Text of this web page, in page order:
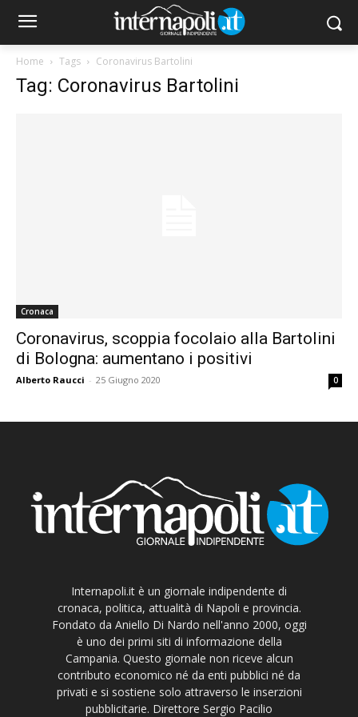
Home Tags Coronavirus Bartolini
Tag: Coronavirus Bartolini
Cronaca
Coronavirus, scoppia focolaio alla Bartolini
di Bologna: aumentano i positivi
Alberto Raucci - 25 Giugno 2020 0
Internapoli.it è un giornale indipendente di
cronaca, politica, attualità di Napoli e provincia.
Fondato da Aniello Di Nardo nell'anno 2000, oggi
è uno dei primi siti di informazione della
Campania. Questo giornale non riceve alcun
contributo economico né da enti pubblici né da
privati e si sostiene solo attraverso le inserzioni
pubblicitarie. Direttore Sergio Pacilio